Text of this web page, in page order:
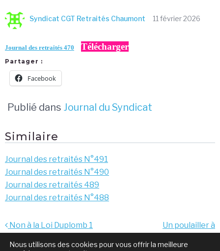
Syndicat CGT Retraités Chaumont 11 février 2026
Journal des retraités 470 Télécharger
Partager :
Facebook
Publié dans Journal du Syndicat
Similaire
Journal des retraités N°491
Journal des retraités N°490
Journal des retraités 489
Journal des retraités N°488
Navigation
de
Non à la Loi Duplomb 1
Un poulailler à
Nous utilisons des cookies pour vous offrir la meilleure